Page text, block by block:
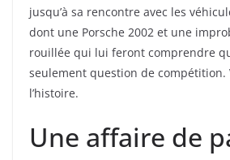
jusqu’à sa rencontre avec les
dont une Porsche 2002 et une
rouillée qui lui feront comprendre
seulement question de compétition.
l’histoire.
Une affaire de